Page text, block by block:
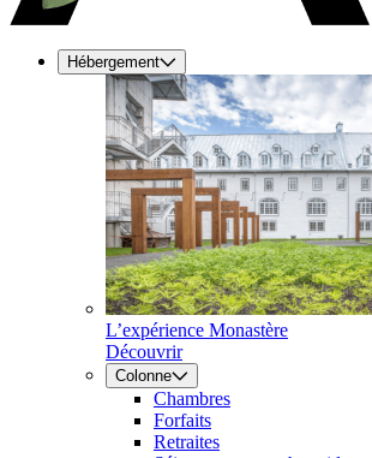
Hébergement
L’expérience Monastère
Découvrir
Colonne
Chambres
Forfaits
Retraites